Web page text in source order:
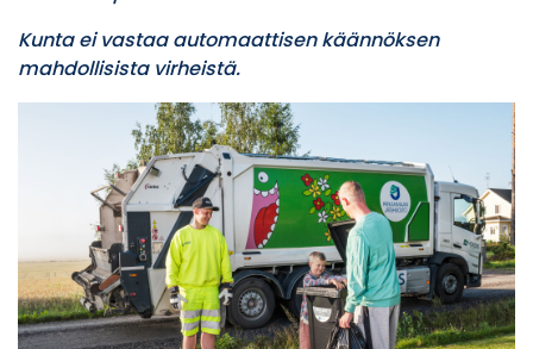
Kunta ei vastaa automaattisen käännöksen
mahdollisista virheistä.